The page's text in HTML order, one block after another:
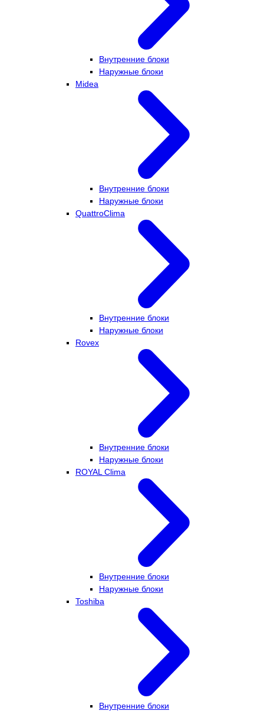
Внутренние блоки
Наружные блоки
Midea
Внутренние блоки
Наружные блоки
QuattroClima
Внутренние блоки
Наружные блоки
Rovex
Внутренние блоки
Наружные блоки
ROYAL Clima
Внутренние блоки
Наружные блоки
Toshiba
Внутренние блоки